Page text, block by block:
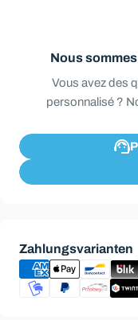
Nous
Vous avez des
personnalisé ?
Zahlungsvarianten
Modes
paiement